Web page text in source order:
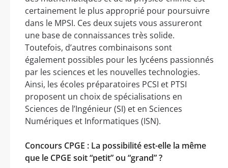
certainement le plus approprié pour poursuivre
dans le MPSI. Ces deux sujets vous assureront
une base de connaissances très solide.
Toutefois, d’autres combinaisons sont
également possibles pour les lycéens passionnés
par les sciences et les nouvelles technologies.
Ainsi, les écoles préparatoires PCSI et PTSI
proposent un choix de spécialisations en
Sciences de l’Ingénieur (SI) et en Sciences
Numériques et Informatiques (ISN).
Concours CPGE : La possibilité est-elle la même
que le CPGE soit “petit” ou “grand” ?